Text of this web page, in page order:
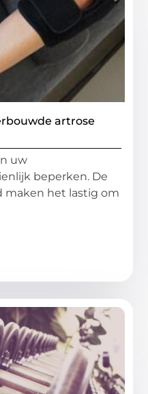
artrose
uw
beperken. De
maken het lastig om